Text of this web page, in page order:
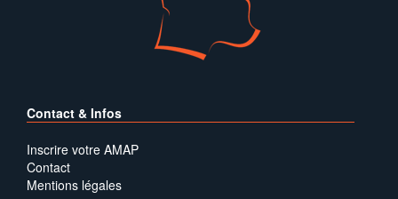
Contact & Infos
Inscrire votre AMAP
Contact
Mentions légales